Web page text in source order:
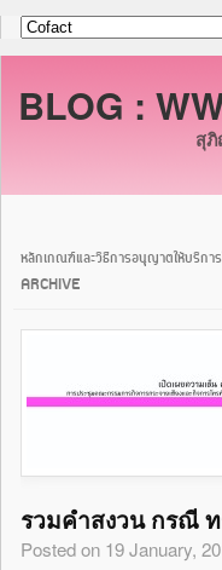
BLOG :
สุ
หลักเกณฑ์และวิธีการอนุญาตให้บริกา
ARCHIVE
รวมคำสงวน กรณี
Posted on 19 January,